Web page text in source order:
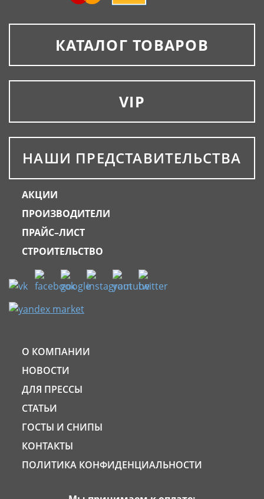
КАТАЛОГ ТОВАРОВ
VIP
НАШИ ПРЕДСТАВИТЕЛЬСТВА
АКЦИИ
ПРОИЗВОДИТЕЛИ
ПРАЙС–ЛИСТ
СТРОИТЕЛЬСТВО
О КОМПАНИИ
НОВОСТИ
ДЛЯ ПРЕССЫ
СТАТЬИ
ГОСТЫ И СНИПЫ
КОНТАКТЫ
ПОЛИТИКА КОНФИДЕНЦИАЛЬНОСТИ